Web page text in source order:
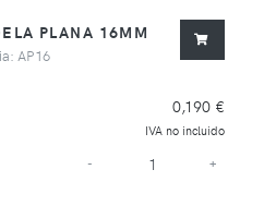
PLANA 16MM
AP16
0,190 €
IVA no incluido
- +